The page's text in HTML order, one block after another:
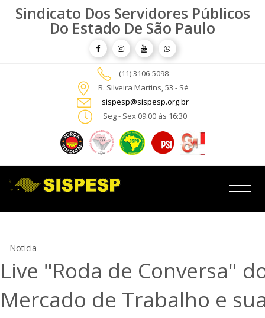
Sindicato Dos Servidores Públicos
Do Estado De São Paulo
(11) 3106-5098
R. Silveira Martins, 53 - Sé
sispesp@sispesp.org.br
Seg - Sex 09:00 às 16:30
Noticia
Live "Roda de Conversa"
Mercado de Trabalho e